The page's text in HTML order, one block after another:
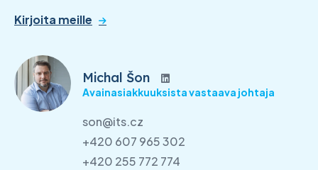
Kirjoita meille
Michal Šon
Avainasiakkuuksista vastaava johtaja
son@its.cz
+420 607 965 302
+420 255 772 774